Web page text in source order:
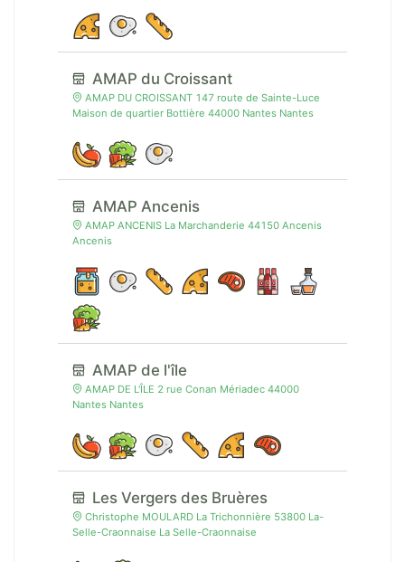
AMAP du Croissant
AMAP DU CROISSANT 147 route de Sainte-Luce
Maison de quartier Bottière 44000 Nantes Nantes
AMAP Ancenis
AMAP ANCENIS La Marchanderie 44150 Ancenis
Ancenis
AMAP de l'île
AMAP DE L'ÎLE 2 rue Conan Mériadec 44000
Nantes Nantes
Les Vergers des Bruères
Christophe MOULARD La Trichonnière 53800 La-
Selle-Craonnaise La Selle-Craonnaise